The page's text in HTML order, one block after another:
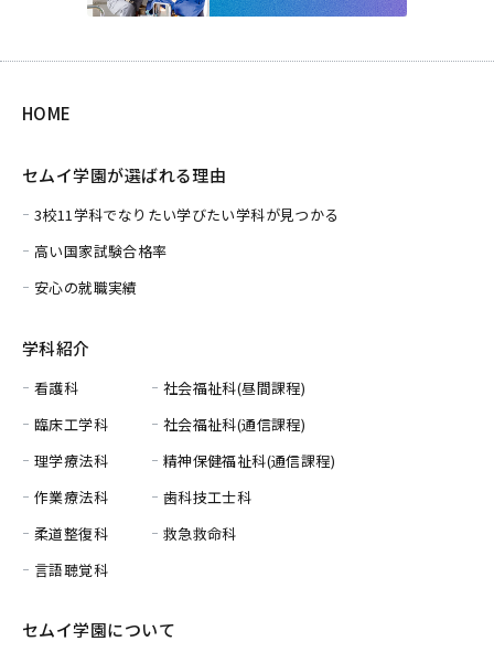
HOME
セムイ学園が選ばれる理由
3校11学科でなりたい学びたい学科が見つかる
高い国家試験合格率
安心の就職実績
学科紹介
看護科
臨床工学科
理学療法科
作業療法科
柔道整復科
言語聴覚科
社会福祉科(昼間課程)
社会福祉科(通信課程)
精神保健福祉科(通信課程)
歯科技工士科
救急救命科
セムイ学園について